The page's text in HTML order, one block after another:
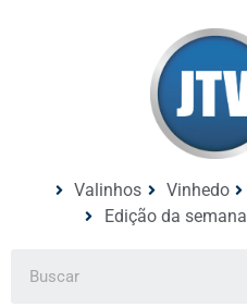
Valinhos Vinhedo
Edição da semana